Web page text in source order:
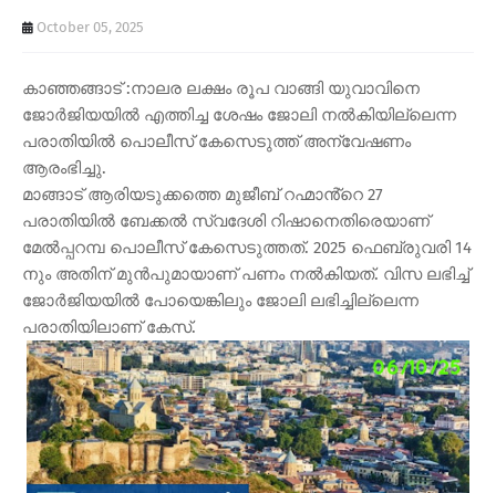
October 05, 2025
കാഞ്ഞങ്ങാട് :നാലര ലക്ഷം രൂപ വാങ്ങി യുവാവിനെ
ജോർജിയയിൽ എത്തിച്ച ശേഷം ജോലി നൽകിയില്ലെന്ന
പരാതിയിൽ പൊലീസ് കേസെടുത്ത് അന്വേഷണം
ആരംഭിച്ചു.
മാങ്ങാട് ആരിയടുക്കത്തെ മുജീബ് റഹ്മാൻ്റെ 27
പരാതിയിൽ ബേക്കൽ സ്വദേശി റിഷാനെതിരെയാണ്
മേൽപ്പറമ്പ പൊലീസ് കേസെടുത്തത്. 2025 ഫെബ്രുവരി 14
നും അതിന് മുൻപുമായാണ് പണം നൽകിയത്. വിസ ലഭിച്ച്
ജോർജിയയിൽ പോയെങ്കിലും ജോലി ലഭിച്ചില്ലെന്ന
പരാതിയിലാണ് കേസ്.